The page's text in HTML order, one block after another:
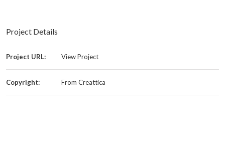
Project Details
Project URL: View Project
Copyright: From Creattica